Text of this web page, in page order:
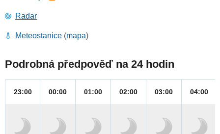
Radar
Meteostanice (mapa)
Podrobná předpověď na 24 hodin
23:00 00:00 01:00 02:00 03:00 04:00